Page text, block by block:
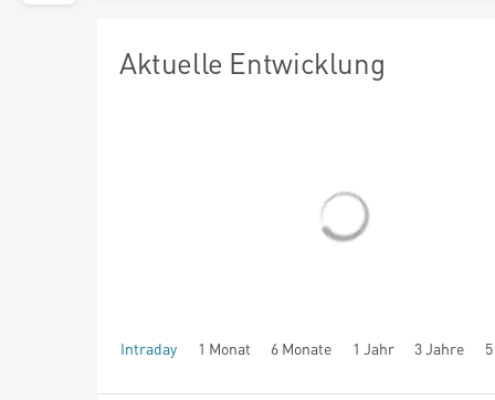
Aktuelle Entwicklung
Intraday 1 Monat 6 Monate 1 Jahr 3 Jahre
seit Beginn